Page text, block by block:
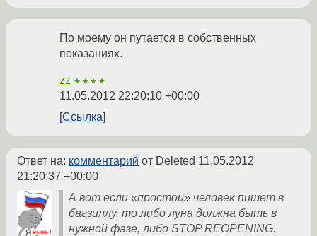
По моему он путается в собственных
показаниях.
zz ★★★★
11.05.2012 22:20:10 +00:00
Ссылка
Ответ на: комментарий от Deleted 11.05.2012
21:20:37 +00:00
А вот если «простой» человек пишет в
багзиллу, то либо луна должна быть в
нужной фазе, либо STOP REOPENING.